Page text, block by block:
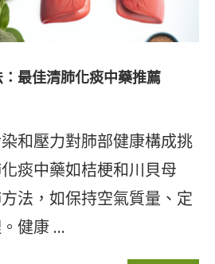
最佳清肺化痰中藥推薦
和壓力對肺部健康構成挑
痰中藥如桔梗和川貝母
法，如保持空氣質量、定
健康 …